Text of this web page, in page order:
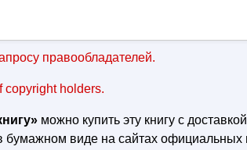
правообладателей.
copyright holders.
можно купить эту книгу с
виде на сайтах официальных